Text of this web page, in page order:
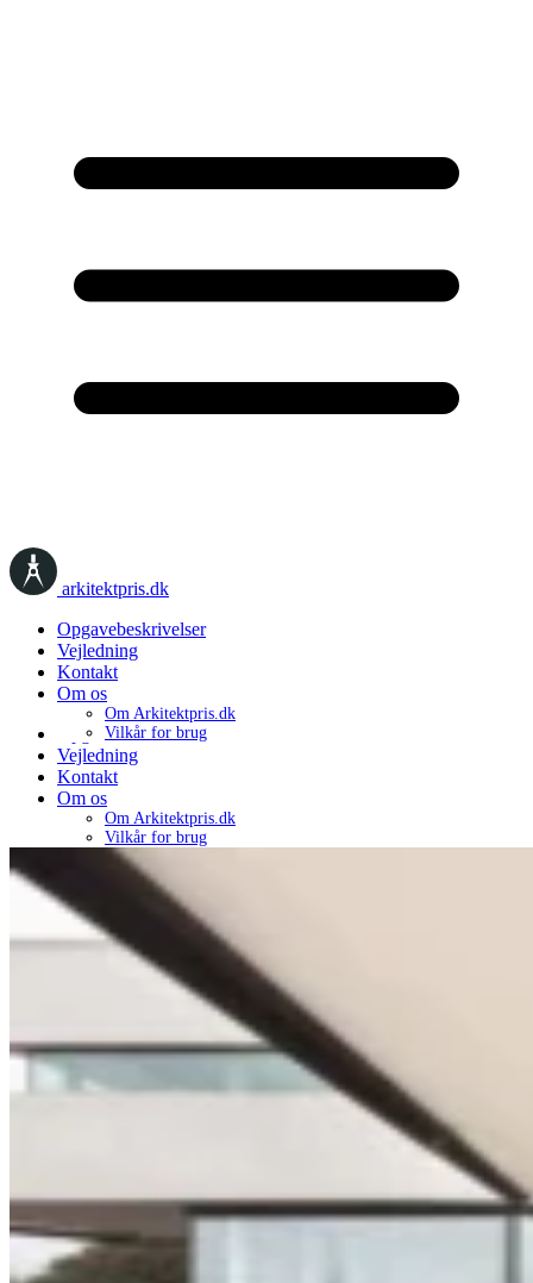
arkitektpris.dk
Opgavebeskrivelser
Vejledning
Kontakt
Om os
Om Arkitektpris.dk
Vilkår for brug
Opgavebeskrivelser
Vejledning
Kontakt
Om os
Om Arkitektpris.dk
Vilkår for brug